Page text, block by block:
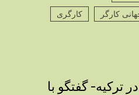
کارگر
کارگری
ترکیه- گفتگو با